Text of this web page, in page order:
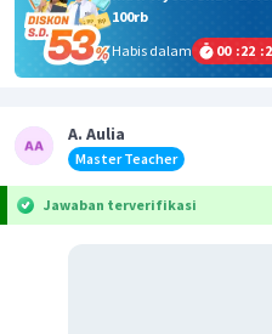
100rb
Habis dalam
00 :22 :
A. Aulia
Master Teacher
Jawaban terverifikasi